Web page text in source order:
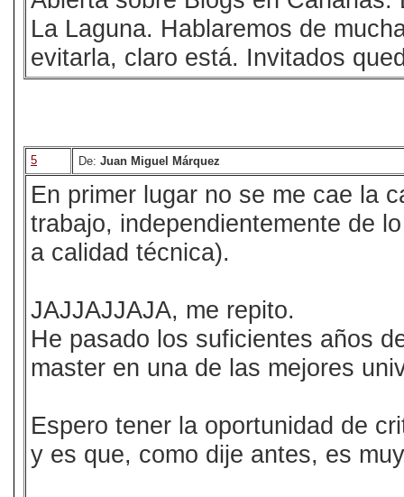
La Laguna. Hablaremos de
evitarla, claro está. Invitados
5 De: Juan Miguel Márquez
En primer lugar no se me cae la
trabajo, independientemente de
a calidad técnica).
JAJJAJJAJA, me repito.
He pasado los suficientes años
master en una de las mejores
Espero tener la oportunidad de
y es que, como dije antes, es